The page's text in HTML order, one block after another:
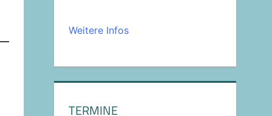
Weitere Infos
TERMINE